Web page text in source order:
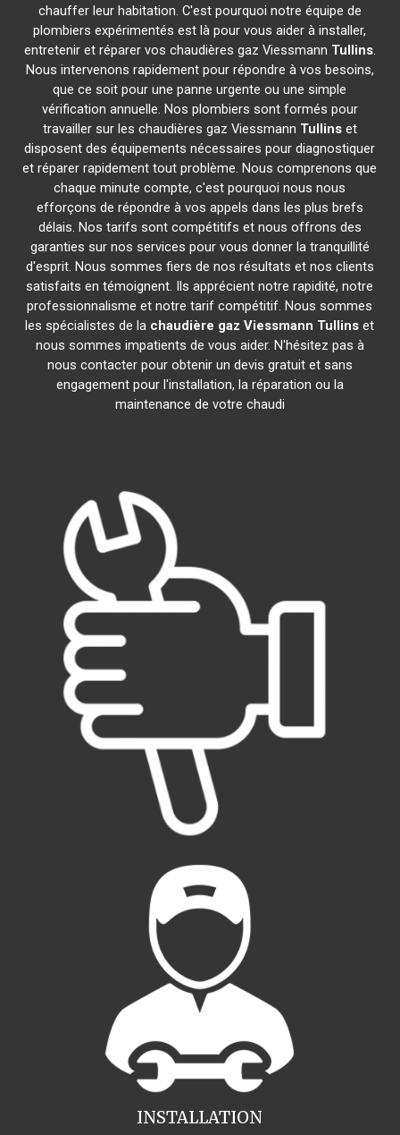
chauffer leur habitation. C'est pourquoi notre équipe de
plombiers expérimentés est là pour vous aider à installer,
entretenir et réparer vos chaudières gaz Viessmann Tullins.
Nous intervenons rapidement pour répondre à vos besoins,
que ce soit pour une panne urgente ou une simple
vérification annuelle. Nos plombiers sont formés pour
travailler sur les chaudières gaz Viessmann Tullinset
disposent des équipements nécessaires pour diagnostiquer
et réparer rapidement tout problème. Nous comprenons que
chaque minute compte, c'est pourquoi nous nous
efforçons de répondre à vos appels dans les plus brefs
délais. Nos tarifs sont compétitifs et nous offrons des
garanties sur nos services pour vous donner la tranquillité
d'esprit. Nous sommes fiers de nos résultats et nos clients
satisfaits en témoignent. Ils apprécient notre rapidité, notre
professionnalisme et notre tarif compétitif. Nous sommes
les spécialistes de la chaudière gaz Viessmann Tullins et
nous sommes impatients de vous aider. N'hésitez pas à
nous contacter pour obtenir un devis gratuit et sans
engagement pour l'installation, la réparation ou la
maintenance de votre chaudi
INSTALLATION